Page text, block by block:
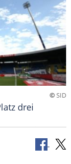
©SID
drei